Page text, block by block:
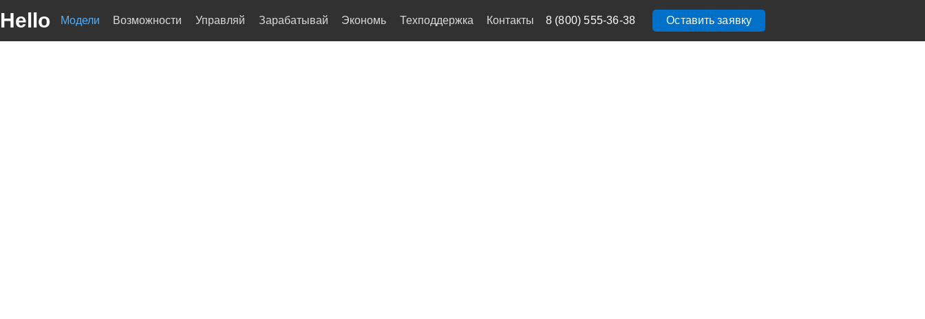
Hello Модели Возможности Управляй Зарабатывай Экономь Техподдержка Контакты 8 (800) 555-36-38 Оставить заявку